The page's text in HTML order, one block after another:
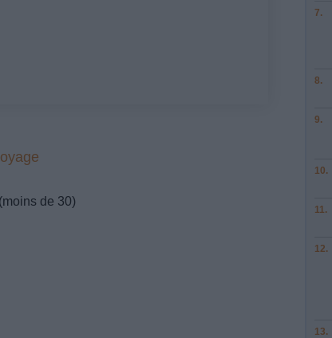
de 30)
7.
8.
9.
10.
11.
12.
13.